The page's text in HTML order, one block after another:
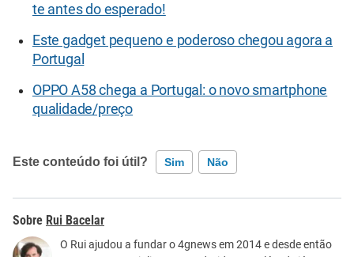
te antes do esperado!
Este gadget pequeno e poderoso chegou agora a
Portugal
OPPO A58 chega a Portugal: o novo smartphone
qualidade/preço
Este conteúdo foi útil? Sim Não
Este conteúdo contém informação incorreta
Este conteúdo não tem a informação que procuro
Rui Bacelar
O Rui ajudou a fundar o 4gnews em 2014 e desde então